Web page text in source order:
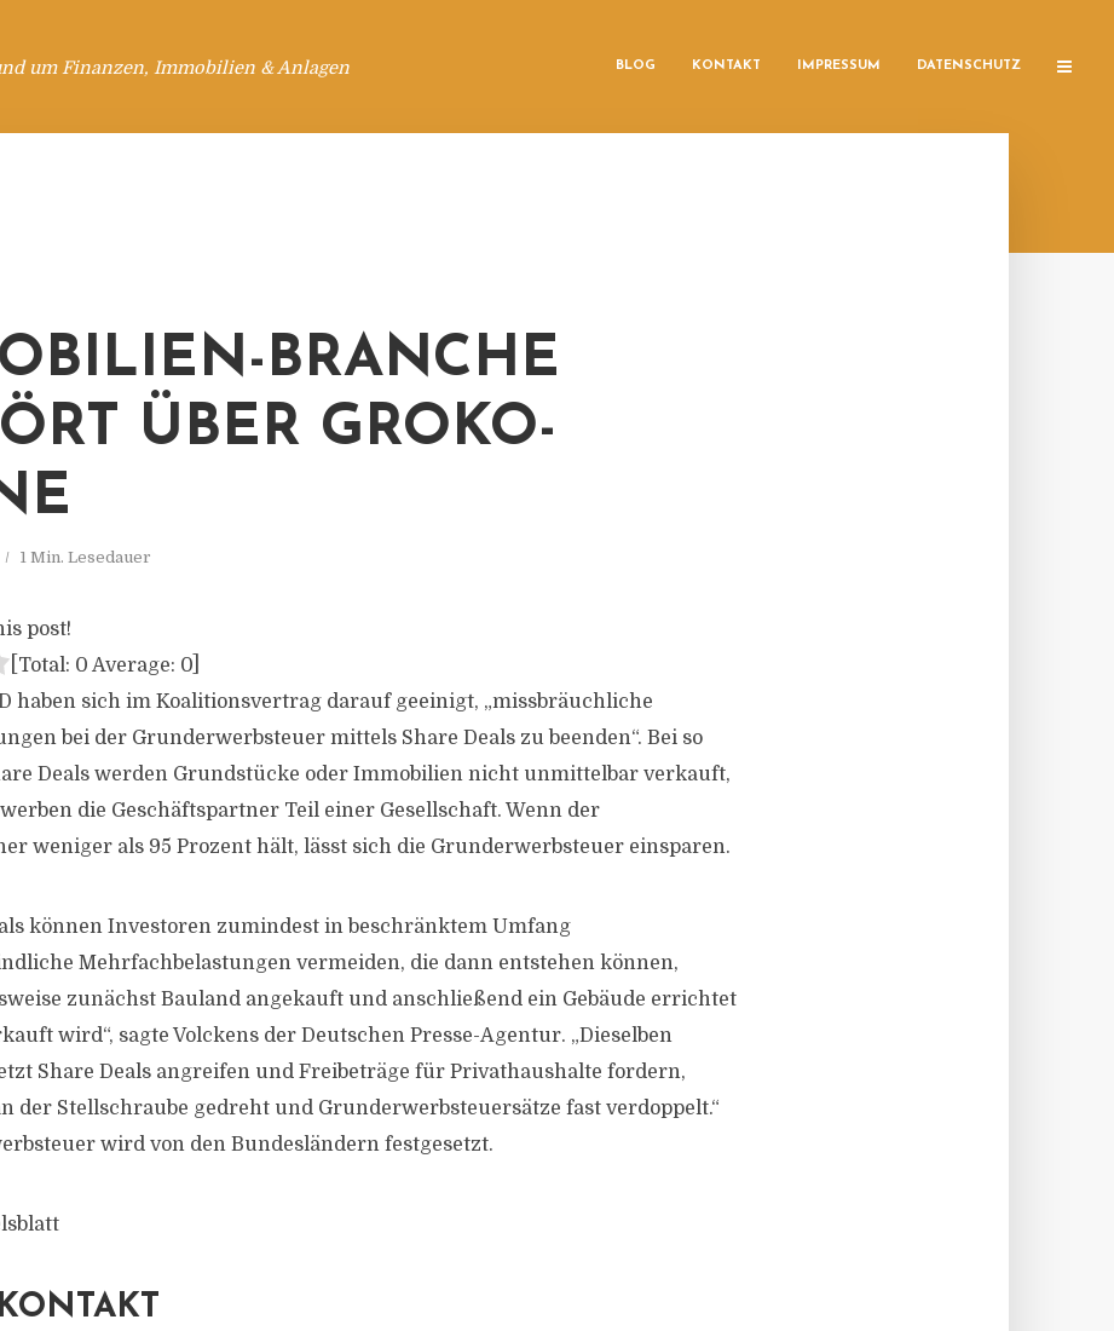
um Finanzen, Immobilien & Anlagen BLOG KONTAKT IMPRESSUM DATENSCHUTZ
BRANCHE
ÜBER GROKO-
1 Min. Lesedauer
post!
[Total: 0 Average: 0
haben sich im Koalitionsvertrag darauf geeinigt, „missbräuchliche
bei der Grunderwerbsteuer mittels Share Deals zu beenden“. Bei so
Deals werden Grundstücke oder Immobilien nicht unmittelbar verkauft,
die Geschäftspartner Teil einer Gesellschaft. Wenn der
weniger als 95 Prozent hält, lässt sich die Grunderwerbsteuer einsparen.
können Investoren zumindest in beschränktem Umfang
Mehrfachbelastungen vermeiden, die dann entstehen können,
zunächst Bauland angekauft und anschließend ein Gebäude errichtet
wird“, sagte Volckens der Deutschen Presse-Agentur. „Dieselben
Share Deals angreifen und Freibeträge für Privathaushalte fordern,
der Stellschraube gedreht und Grunderwerbsteuersätze fast verdoppelt.“
wird von den Bundesländern festgesetzt.